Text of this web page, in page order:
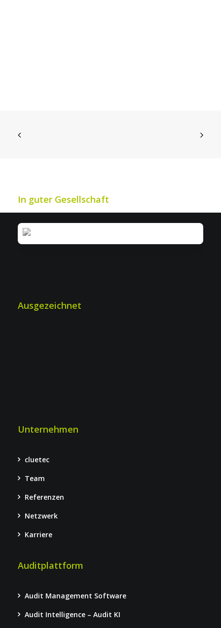
In guter Gesellschaft
Ausgezeichnet
Unternehmen
cluetec
Team
Referenzen
Netzwerk
Karriere
Auditplattform
Audit Management Software
Audit Intelligence – Audit KI